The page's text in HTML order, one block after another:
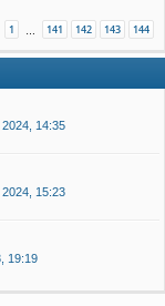
1 … 141 142 143 144
14:35
15:23
19:19